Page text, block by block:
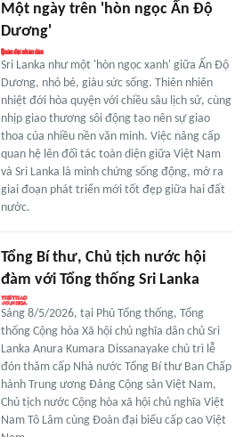
Một ngày trên 'hòn ngọc Ấn Độ
Dương'
Sri Lanka như một 'hòn ngọc xanh' giữa Ấn Độ
Dương, nhỏ bé, giàu sức sống. Thiên nhiên
nhiệt đới hòa quyện với chiều sâu lịch sử, cùng
nhịp giao thương sôi động tạo nên sự giao
thoa của nhiều nền văn minh. Việc nâng cấp
quan hệ lên đối tác toàn diện giữa Việt Nam
và Sri Lanka là minh chứng sống động, mở ra
giai đoạn phát triển mới tốt đẹp giữa hai đất
nước.
Tổng Bí thư, Chủ tịch nước hội
đàm với Tổng thống Sri Lanka
Sáng 8/5/2026, tại Phủ Tổng thống, Tổng
thống Cộng hòa Xã hội chủ nghĩa dân chủ Sri
Lanka Anura Kumara Dissanayake chủ trì lễ
đón thăm cấp Nhà nước Tổng Bí thư Ban Chấp
hành Trung ương Đảng Cộng sản Việt Nam,
Chủ tịch nước Cộng hòa xã hội chủ nghĩa Việt
Nam Tô Lâm cùng Đoàn đại biểu cấp cao Việt